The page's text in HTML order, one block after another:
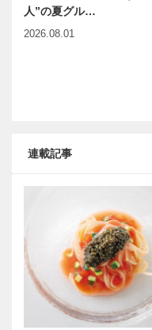
ススメ 〜
人”の夏グル…
2026.08.01
連載記事